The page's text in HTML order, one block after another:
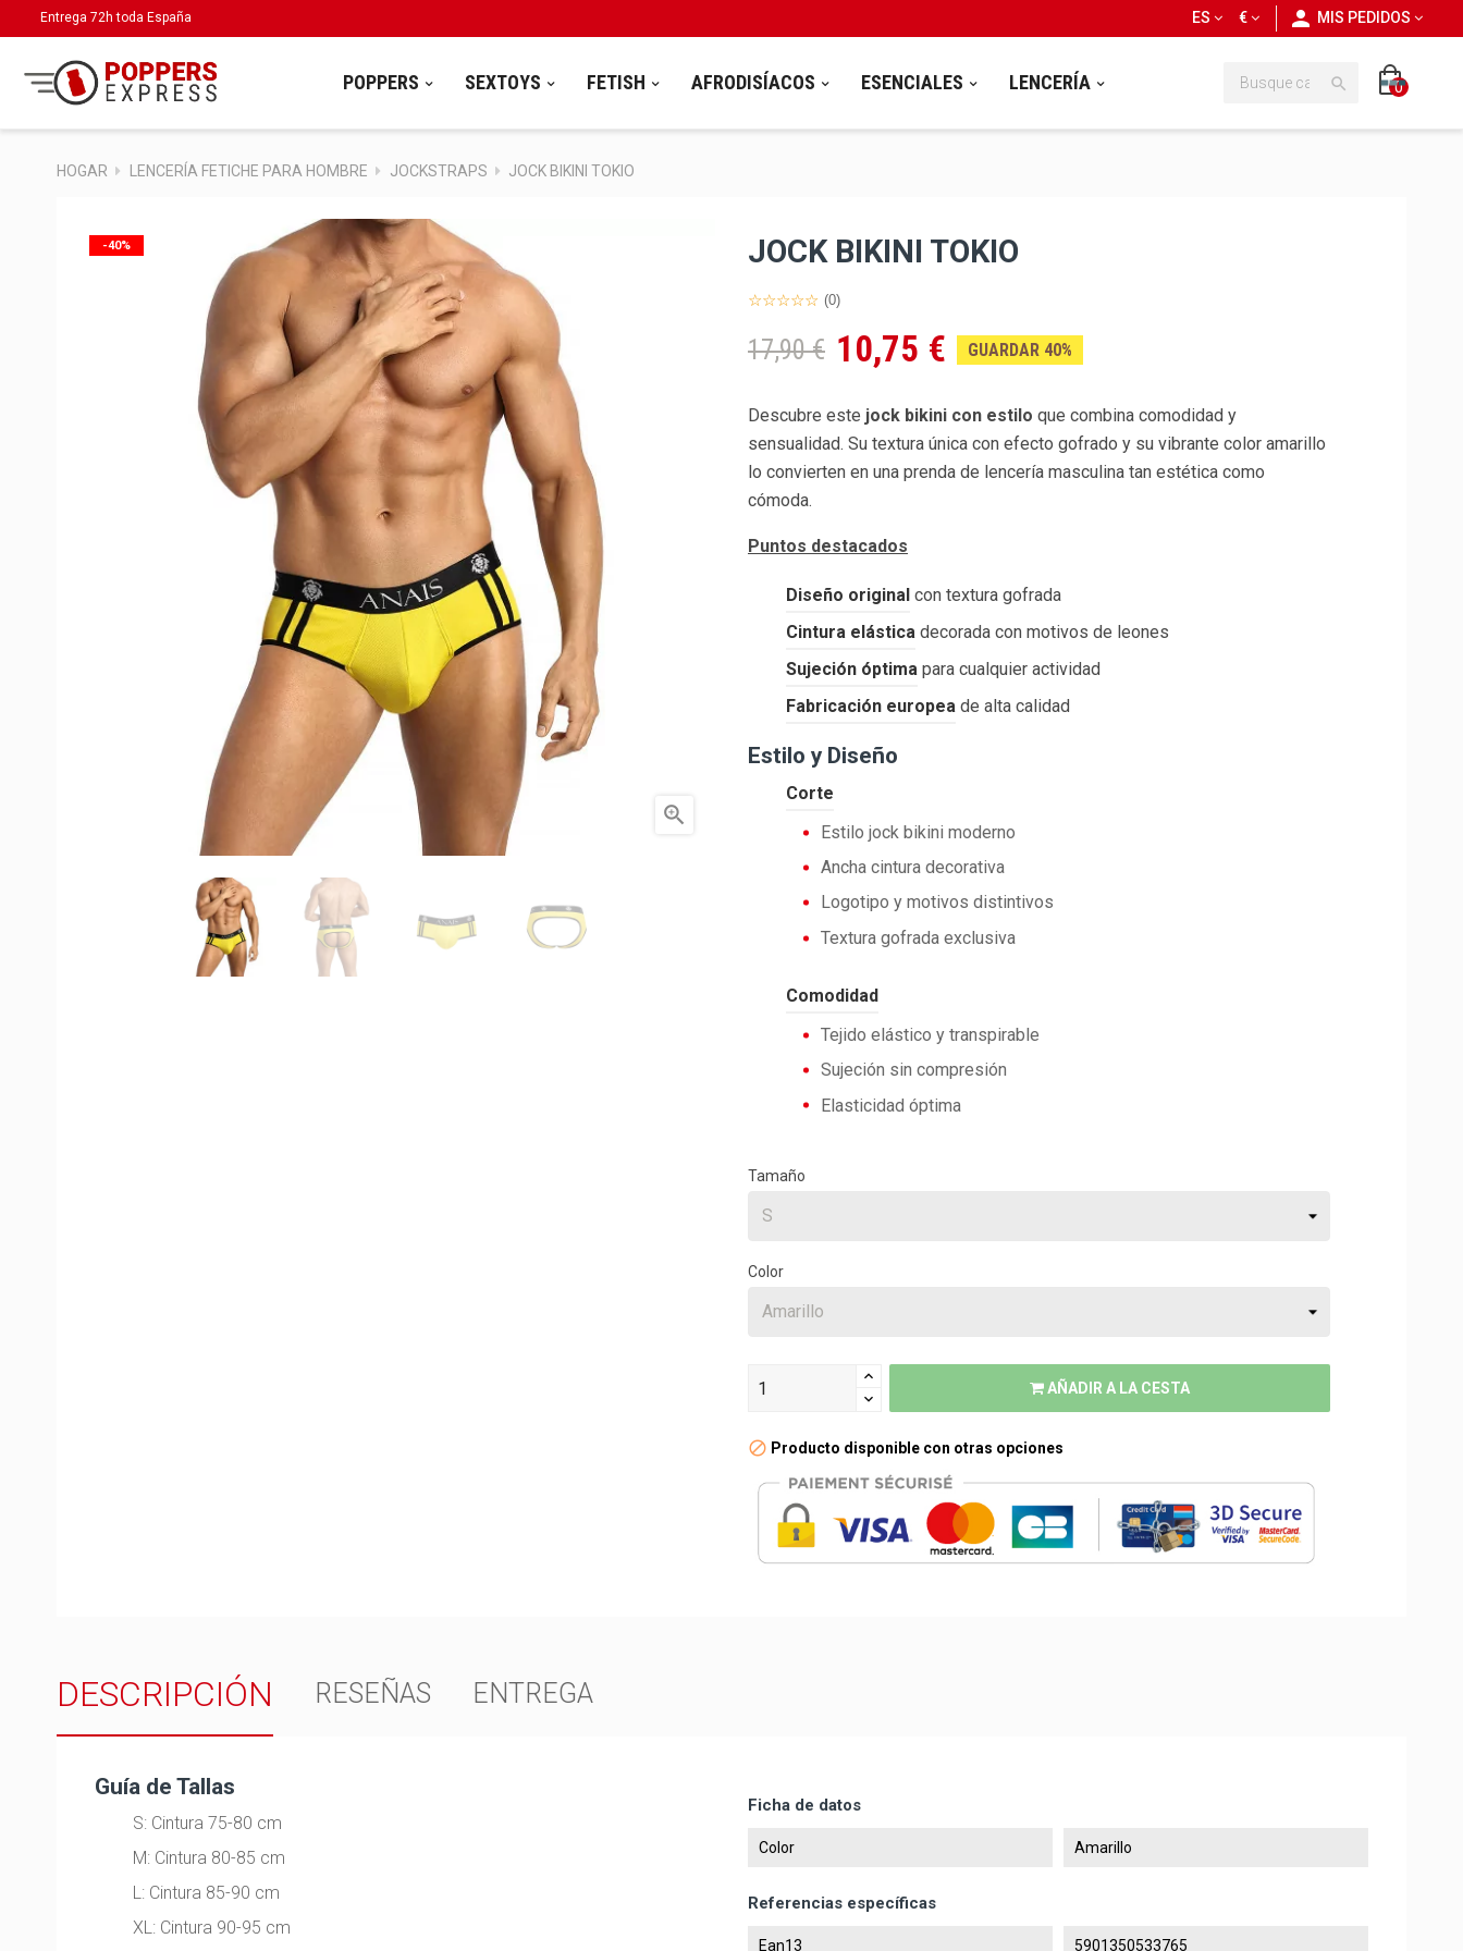
Entrega 72h toda España personnMIS PEDIDOS
€
ES
POPPERS SEXTOYS FETISH AFRODISÍACOS ESENCIALES LENCERÍA  0
HOGAR LENCERÍA FETICHE PARA HOMBRE JOCKSTRAPS JOCK BIKINI TOKIO
-40%

JOCK BIKINI TOKIO
(0)
17,90 € 10,75 € GUARDAR 40%
Descubre este jock bikini con estilo que combina comodidad y
sensualidad. Su textura única con efecto gofrado y su vibrante color amarillo
lo convierten en una prenda de lencería masculina tan estética como
cómoda.
Puntos destacados
Diseño original con textura gofrada
Cintura elástica decorada con motivos de leones
Sujeción óptima para cualquier actividad
Fabricación europea de alta calidad
Estilo y Diseño
Corte
Estilo jock bikini moderno
Ancha cintura decorativa
Logotipo y motivos distintivos
Textura gofrada exclusiva
Comodidad
Tejido elástico y transpirable
Sujeción sin compresión
Elasticidad óptima
Tamaño
Color
AÑADIR A LA CESTA
Producto disponible con otras opciones
DESCRIPCIÓN RESEÑAS ENTREGA
Guía de Tallas
S: Cintura 75-80 cm
M: Cintura 80-85 cm
L: Cintura 85-90 cm
XL: Cintura 90-95 cm
Ficha de datos
Color Amarillo
Referencias específicas
Ean13 5901350533765